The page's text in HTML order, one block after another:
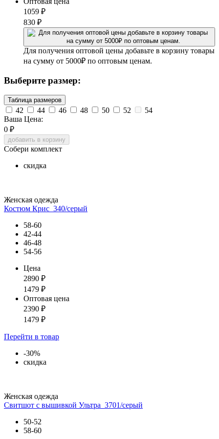
1059 ₽
830 ₽
Для получения оптовой цены добавьте в корзину товары
на сумму от 5000₽ по оптовым ценам.
Выберите размер:
Таблица размеров
42 44 46 48 50 52
54
Ваша Цена:
0 ₽
добавить в корзину
Собери комплект
скидка
Женская одежда
Костюм Крис_340/серый
58-60
42-44
46-48
54-56
Цена
2890 ₽
1479 ₽
Оптовая цена
2390 ₽
1479 ₽
Перейти в товар
-30%
скидка
Женская одежда
Свитшот с вышивкой Ультра_3701/серый
50-52
58-60